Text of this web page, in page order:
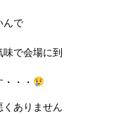
んで
で会場に到
・・
ありません